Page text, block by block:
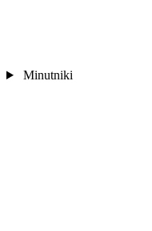
Minutniki